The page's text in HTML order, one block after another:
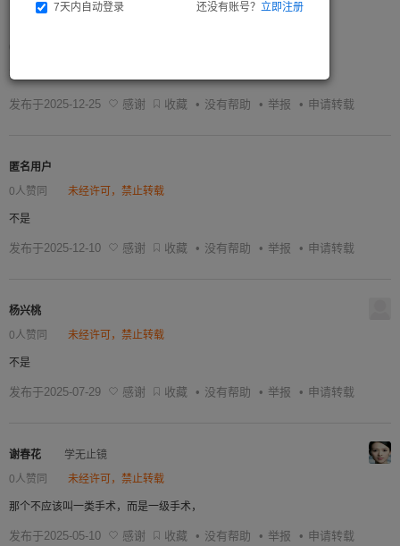
不是
发布于2025-12-25 感谢 收藏 • 没有帮助 • 举报 • 申请转载
匿名用户
0人赞同
未经许可，禁止转载
不是
发布于2025-12-10 感谢 收藏 • 没有帮助 • 举报 • 申请转载
杨兴桃
0人赞同
未经许可，禁止转载
不是
发布于2025-07-29 感谢 收藏 • 没有帮助 • 举报 • 申请转载
谢春花
学无止镜
0人赞同
未经许可，禁止转载
那个不应该叫一类手术，而是一级手术，
发布于2025-05-10 感谢 收藏 • 没有帮助 • 举报 • 申请转载